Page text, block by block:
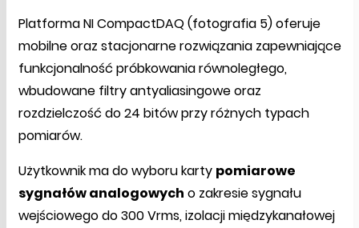
Platforma NI CompactDAQ (fotografia 5) oferuje
mobilne oraz stacjonarne rozwiązania zapewniające
funkcjonalność próbkowania równoległego,
wbudowane filtry antyaliasingowe oraz
rozdzielczość do 24 bitów przy różnych typach
pomiarów.
Użytkownik ma do wyboru karty pomiarowe
sygnałów analogowych o zakresie sygnału
wejściowego do 300 Vrms, izolacji międzykanałowej